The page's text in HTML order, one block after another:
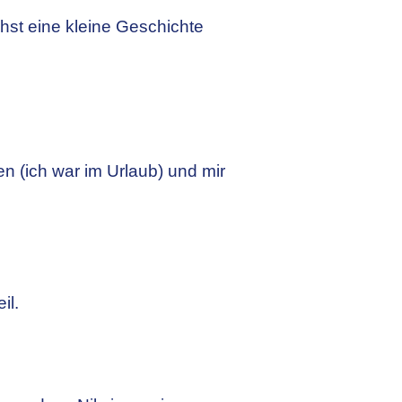
eine kleine Geschichte
(ich war im Urlaub) und mir